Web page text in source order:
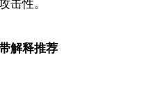
击性。
解释推荐